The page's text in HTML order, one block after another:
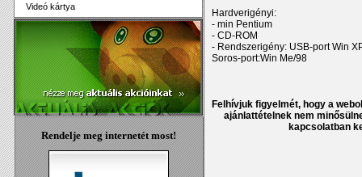
Videó kártya
Rendelje meg internetét most!
Hardverigényi:
- min Pentium
- CD-ROM
- Rendszerigény: USB-port Win
Soros-port:Win Me/98
Felhívjuk figyelmét, hogy a
ajánlattételnek nem
kapcsolatban